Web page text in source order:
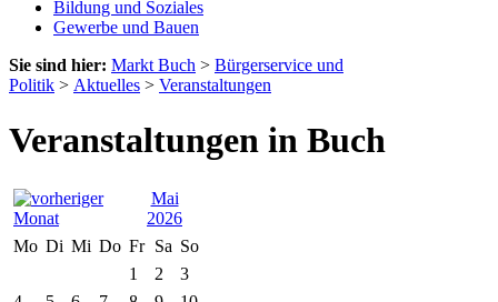
Bildung und Soziales
Gewerbe und Bauen
Sie sind hier: Markt Buch > Bürgerservice und
Politik > Aktuelles > Veranstaltungen
Veranstaltungen in Buch
Mai
2026
Mo Di Mi Do Fr Sa So
1
2
3